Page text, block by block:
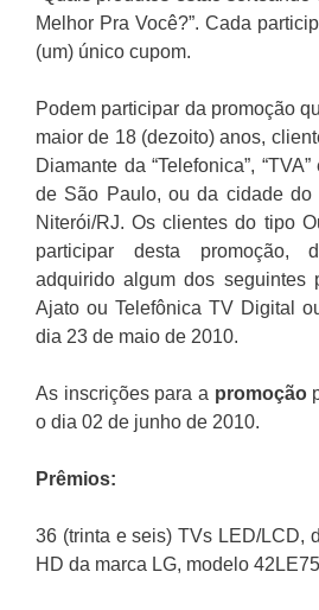
Melhor Pra Você?”. Cada
(um) único cupom.
Podem participar da promoção
maior de 18 (dezoito) anos,
Diamante da “Telefonica”,
de São Paulo, ou da cidade
Niterói/RJ. Os clientes do tipo
participar desta promoção,
adquirido algum dos seguintes
Ajato ou Telefônica TV Digital
dia 23 de maio de 2010.
As inscrições para a promoção
o dia 02 de junho de 2010.
Prêmios:
36 (trinta e seis) TVs LED/LCD,
HD da marca LG, modelo